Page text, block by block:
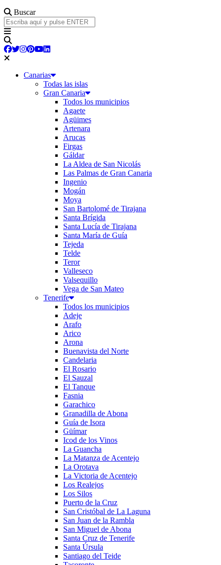
Buscar
Canarias
Todas las islas
Gran Canaria
Todos los municipios
Agaete
Agüimes
Artenara
Arucas
Firgas
Gáldar
La Aldea de San Nicolás
Las Palmas de Gran Canaria
Ingenio
Mogán
Moya
San Bartolomé de Tirajana
Santa Brígida
Santa Lucía de Tirajana
Santa María de Guía
Tejeda
Telde
Teror
Valleseco
Valsequillo
Vega de San Mateo
Tenerife
Todos los municipios
Adeje
Arafo
Arico
Arona
Buenavista del Norte
Candelaria
El Rosario
El Sauzal
El Tanque
Fasnia
Garachico
Granadilla de Abona
Guía de Isora
Güímar
Icod de los Vinos
La Guancha
La Matanza de Acentejo
La Orotava
La Victoria de Acentejo
Los Realejos
Los Silos
Puerto de la Cruz
San Cristóbal de La Laguna
San Juan de la Rambla
San Miguel de Abona
Santa Cruz de Tenerife
Santa Úrsula
Santiago del Teide